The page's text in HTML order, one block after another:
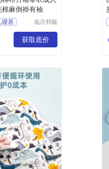
棉麻倒褂有袖
寝居
临沂邦能
有限公司
获取底价